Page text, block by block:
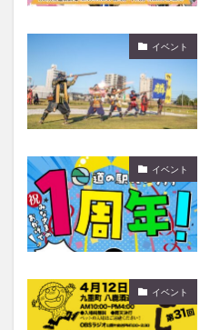
イベント
イベント
イベント